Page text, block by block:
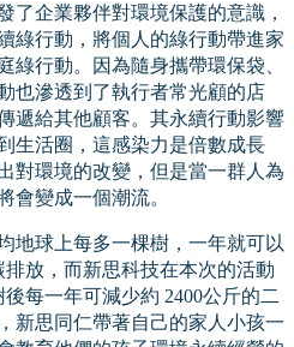
了企業夥伴對環境保護的意識，
綠行動，將個人的綠行動帶進家
綠行動。因為隨身攜帶環保袋、
也滲透到了執行者常光顧的店
遞給其他顧客。其永續行動影響
生活圈，這感染力是倍數成長
對環境的改變，但是當一群人為
會變成一個潮流。
地球上每多一棵樹，一年就可以
放，而新思科技在本次的活動
每一年可減少約 2400公斤的二
新思同仁帶著自己的家人小孩一